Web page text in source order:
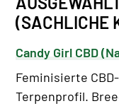
(SACHLICHE
Candy Girl CBD
Feminisierte
Terpenprofil.